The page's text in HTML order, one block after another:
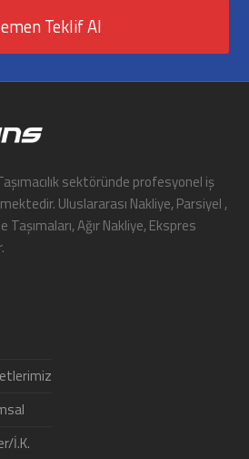
Teklif Al
sektöründe profesyonel iş
Uluslararası Nakliye, Parsiyel ,
Taşımaları, Ağır Nakliye, Ekspres
İ.K.